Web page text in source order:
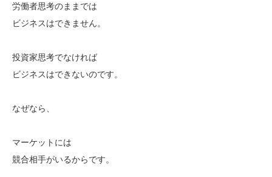
労働者思考のままでは
ビジネスはできません。
投資家思考でなければ
ビジネスはできないのです。
なぜなら、
マーケットには
競合相手がいるからです。